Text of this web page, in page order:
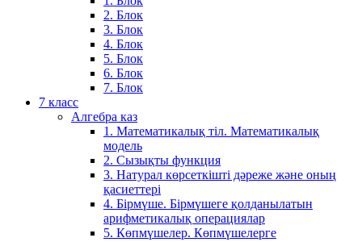
2. Блок
3. Блок
4. Блок
5. Блок
6. Блок
7. Блок
7 класс
Алгебра каз
1. Математикалық тіл. Математикалық
модель
2. Сызықты функция
3. Натурал көрсеткішті дәреже және оның
қасиеттері
4. Бірмүше. Бірмүшеге қолданылатын
арифметикалық операциялар
5. Көпмүшелер. Көпмүшелерге